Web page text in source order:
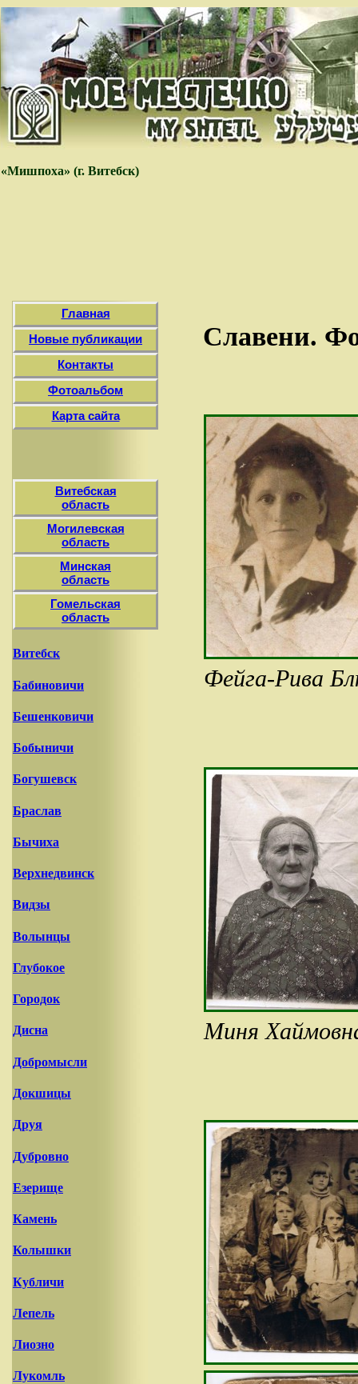
«Мишпоха» (г. Витебск)
Главная
Новые публикации
Контакты
Фотоальбом
Карта сайта
Витебская
область
Могилевская
область
Минская
область
Гомельская
область
Витебск
Бабиновичи
Бешенковичи
Бобыничи
Богушевск
Браслав
Бычиха
Верхнедвинск
Видзы
Волынцы
Глубокое
Городок
Дисна
Добромысли
Докшицы
Друя
Дубровно
Езерище
Камень
Колышки
Кубличи
Лепель
Лиозно
Лукомль
Славени.
Фейга-Рива
Миня